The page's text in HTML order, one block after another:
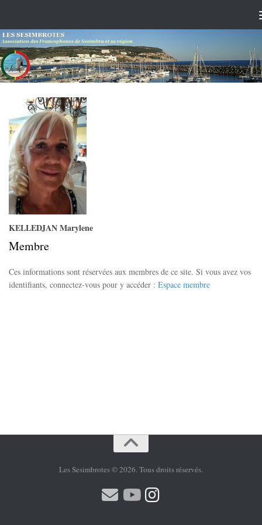
KELLEDJAN Marylene
Membre
Ces informations sont réservées aux membres de ce site. Si vous avez vos
identifiants, connectez-vous pour y accéder : Espace membre
Les Sesimbrotes © 2026. Tous droits réservés.